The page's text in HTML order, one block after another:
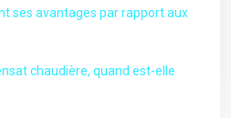
ses avantages par rapport aux
chaudière, quand est-elle